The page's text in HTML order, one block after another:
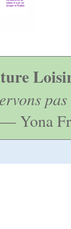
— Yona